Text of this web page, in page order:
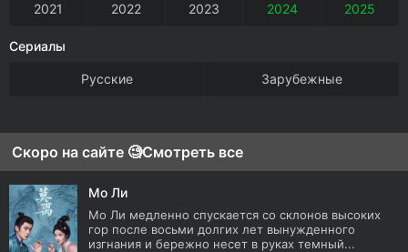
2021 2022 2023 2024 2025
Сериалы
Русские Зарубежные
Скоро на сайте 🧐Смотреть все
Мо Ли
Мо Ли медленно спускается со склонов высоких
гор после восьми долгих лет вынужденного
изгнания и бережно несет в руках темный...